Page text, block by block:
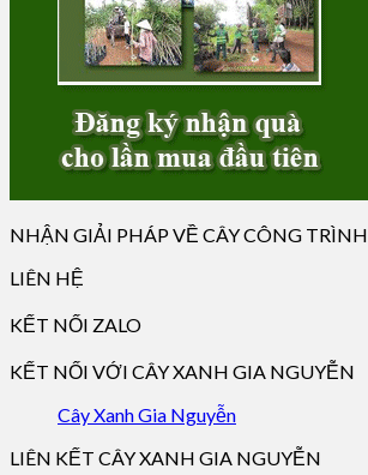
NHẬN GIẢI PHÁP VỀ CÂY CÔNG TRÌNH
LIÊN HỆ
KẾT NỐI ZALO
KẾT NỐI VỚI CÂY XANH GIA NGUYỄN
Cây Xanh Gia Nguyễn
LIÊN KẾT CÂY XANH GIA NGUYỄN